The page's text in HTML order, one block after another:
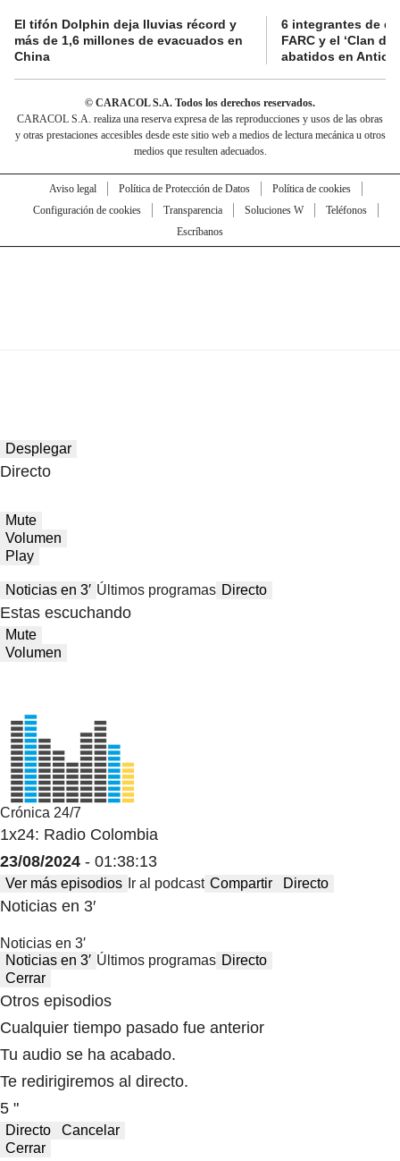
El tifón Dolphin deja lluvias récord y
más de 1,6 millones de evacuados en
China
6 integrantes de
FARC y el ‘Clan
abatidos en
© CARACOL S.A. Todos los derechos reservados.
CARACOL S.A. realiza una reserva expresa de las reproducciones y usos de las obras
y otras prestaciones accesibles desde este sitio web a medios de lectura mecánica u otros
medios que resulten adecuados.
Aviso legal Política de Protección de Datos
Política de cookies
Configuración de cookies
Transparencia Soluciones W
Teléfonos
Escríbanos
Desplegar
Directo
Mute
Volumen
Play
Noticias en 3′ Últimos programas Directo
Estas escuchando
Mute
Volumen
Crónica 24/7
1x24: Radio Colombia
23/08/2024 - 01:38:13
Ver más episodios Ir al podcast Compartir Directo
Noticias en 3′
Noticias en 3′
Noticias en 3′ Últimos programas Directo
Cerrar
Otros episodios
Cualquier tiempo pasado fue anterior
Tu audio se ha acabado.
Te redirigiremos al directo.
5 "
Directo
Cancelar
Cerrar